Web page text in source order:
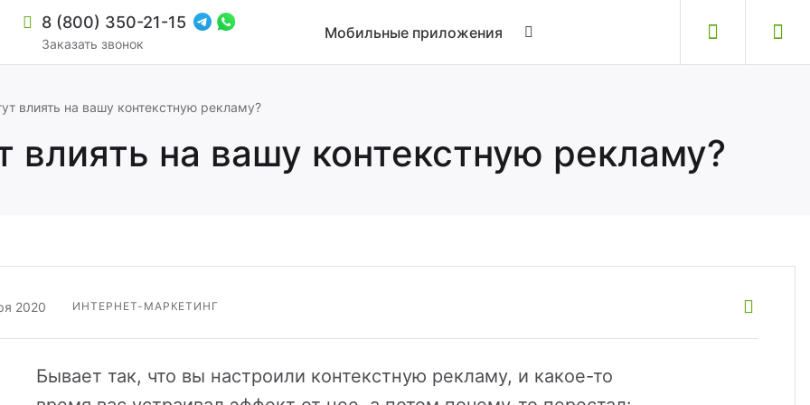
8 (800) 350-21-15
Заказать звонок
Мобильные приложения
и мультирегиональностью
влиять на вашу контекстную рекламу?
влиять на вашу контекстную рекламу?
2020 ИНТЕРНЕТ-МАРКЕТИНГ
Бывает так, что вы настроили контекстную рекламу, и какое-то